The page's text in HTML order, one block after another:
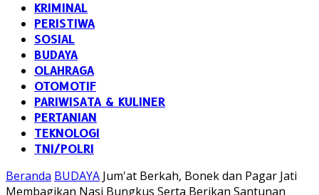
KRIMINAL
PERISTIWA
SOSIAL
BUDAYA
OLAHRAGA
OTOMOTIF
PARIWISATA & KULINER
PERTANIAN
TEKNOLOGI
TNI/POLRI
Beranda BUDAYA Jum'at Berkah, Bonek dan Pagar Jati
Membagikan Nasi Bungkus Serta Berikan Santunan